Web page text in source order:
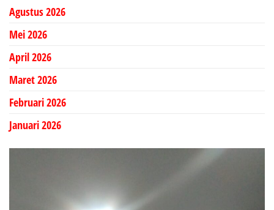
Agustus 2026
Mei 2026
April 2026
Maret 2026
Februari 2026
Januari 2026